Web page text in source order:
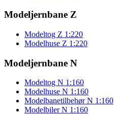
Modeljernbane Z
Modeltog Z 1:220
Modelhuse Z 1:220
Modeljernbane N
Modeltog N 1:160
Modelhuse N 1:160
Modelbanetilbehør N 1:160
Modelbiler N 1:160